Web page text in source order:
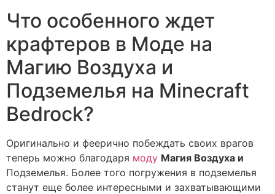
Что особенного ждет
крафтеров в Моде на
Магию Воздуха и
Подземелья на Minecraft
Bedrock?
Оригинально и феерично побеждать своих врагов
теперь можно благодаря моду Магия Воздуха и
Подземелья. Более того погружения в подземелья
станут еще более интересными и захватывающими